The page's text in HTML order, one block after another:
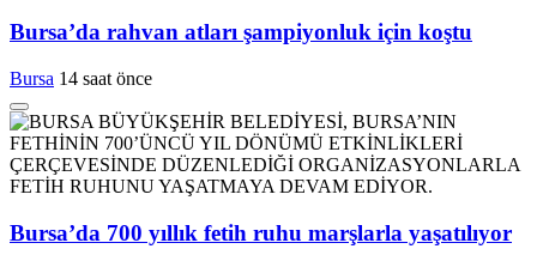
Bursa’da rahvan atları şampiyonluk için koştu
Bursa 14 saat önce
Bursa’da 700 yıllık fetih ruhu marşlarla yaşatılıyor